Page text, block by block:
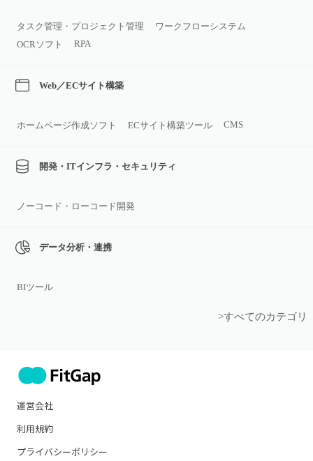
タスク管理・プロジェクト管理
ワークフローシステム
OCRソフト
RPA
Web／ECサイト構築
ホームページ作成ソフト ECサイト構築ツール CMS
開発・ITインフラ・セキュリティ
ノーコード・ローコード開発
データ分析・連携
BIツール
>すべてのカテゴリ
運営会社
利用規約
プライバシーポリシー